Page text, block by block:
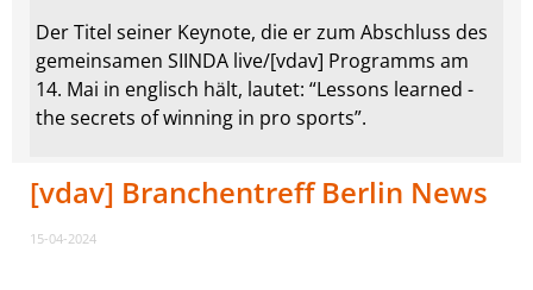
Der Titel seiner Keynote, die er zum Abschluss des
gemeinsamen SIINDA live/[vdav] Programms am
14. Mai in englisch hält, lautet: “Lessons learned -
the secrets of winning in pro sports”.
[vdav] Branchentreff Berlin News
15-04-2024